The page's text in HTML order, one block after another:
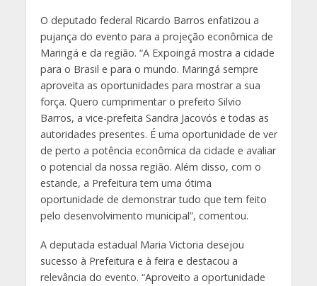
O deputado federal Ricardo Barros enfatizou a
pujança do evento para a projeção econômica de
Maringá e da região. “A Expoingá mostra a cidade
para o Brasil e para o mundo. Maringá sempre
aproveita as oportunidades para mostrar a sua
força. Quero cumprimentar o prefeito Silvio
Barros, a vice-prefeita Sandra Jacovós e todas as
autoridades presentes. É uma oportunidade de ver
de perto a potência econômica da cidade e avaliar
o potencial da nossa região. Além disso, com o
estande, a Prefeitura tem uma ótima
oportunidade de demonstrar tudo que tem feito
pelo desenvolvimento municipal”, comentou.
A deputada estadual Maria Victoria desejou
sucesso à Prefeitura e à feira e destacou a
relevância do evento. “Aproveito a oportunidade